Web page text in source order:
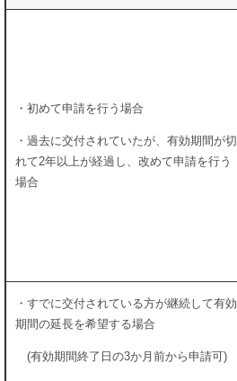
・初めて申請を行う場合
・過去に交付されていたが、有効期間が切
れて2年以上が経過し、改めて申請を行う
場合
・すでに交付されている方が継続して有効
期間の延長を希望する場合
(有効期間終了日の3か月前から申請可)